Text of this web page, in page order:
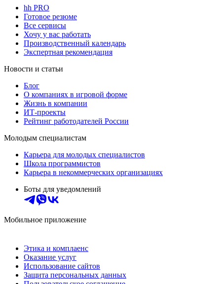
hh PRO
Готовое резюме
Все сервисы
Хочу у вас работать
Производственный календарь
Экспертная рекомендация
Новости и статьи
Блог
О компаниях в игровой форме
Жизнь в компании
ИТ-проекты
Рейтинг работодателей России
Молодым специалистам
Карьера для молодых специалистов
Школа программистов
Карьера в некоммерческих организациях
Боты для уведомлений
Мобильное приложение
Этика и комплаенс
Оказание услуг
Использование сайтов
Защита персональных данных